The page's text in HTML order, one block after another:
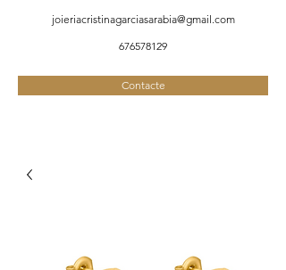
joieriacristinagarciasarabia@gmail.com
676578129
Contacte